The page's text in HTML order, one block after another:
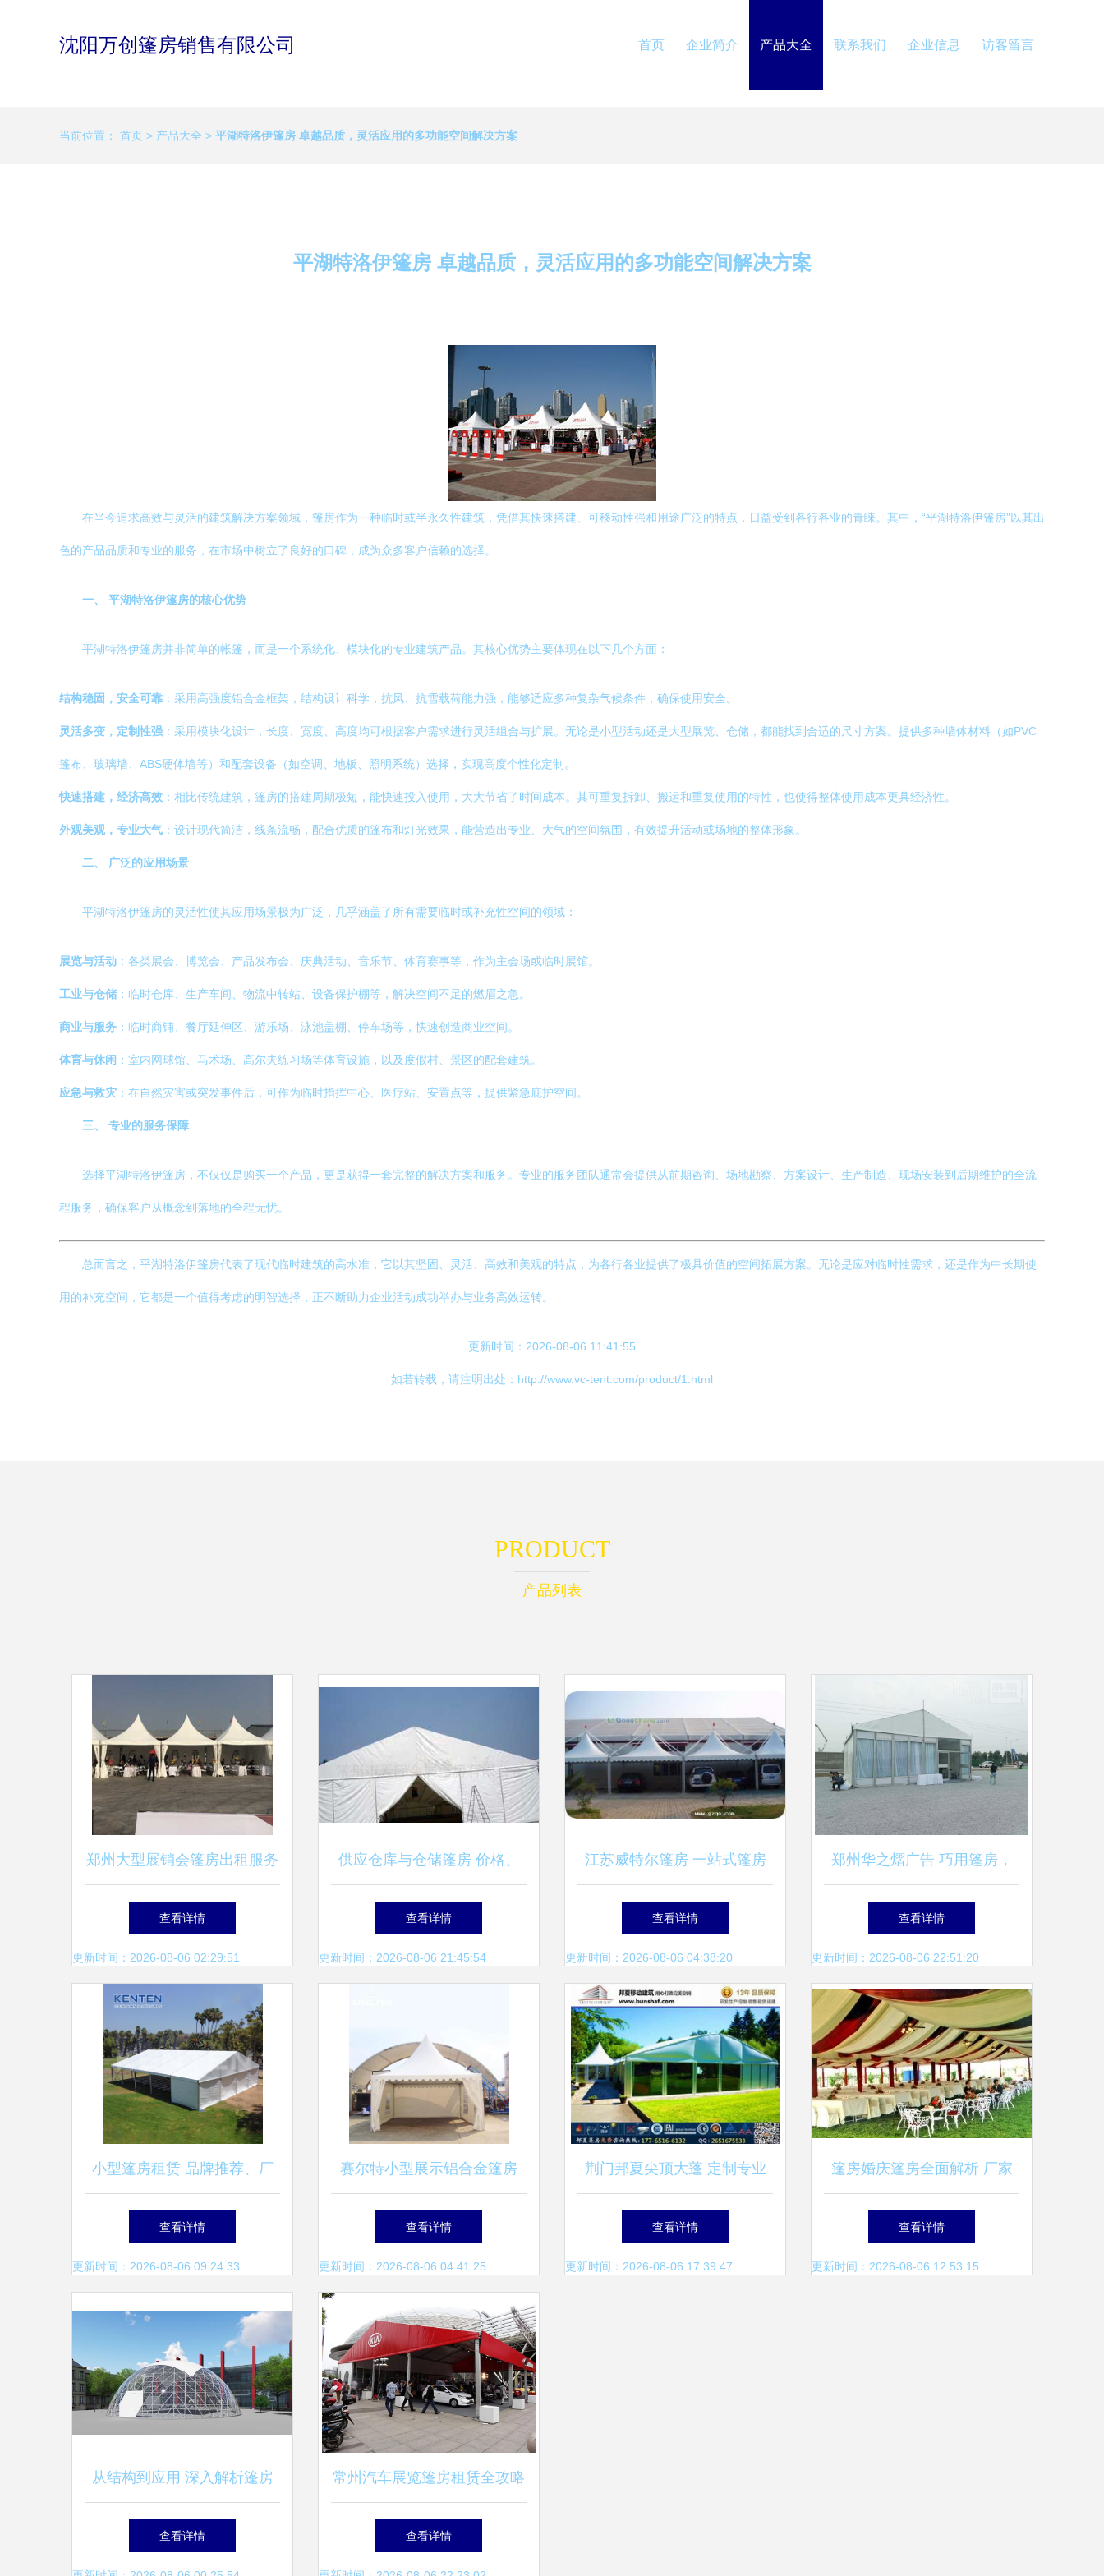
沈阳万创篷房销售有限公司 首页 企业简介 产品大全 联系我们 企业信息 访客留言
当前位置： 首页 > 产品大全 > 平湖特洛伊篷房 卓越品质，灵活应用的多功能空间解决方案
平湖特洛伊篷房 卓越品质，灵活应用的多功能空间解决方案
在当今追求高效与灵活的建筑解决方案领域，篷房作为一种临时或半永久性建筑，凭借其快速搭建、可移动性强和用途广泛的特点，日益受到各行各业的青睐。其中，“平湖特洛伊篷房”以其出
色的产品品质和专业的服务，在市场中树立了良好的口碑，成为众多客户信赖的选择。
一、 平湖特洛伊篷房的核心优势
平湖特洛伊篷房并非简单的帐篷，而是一个系统化、模块化的专业建筑产品。其核心优势主要体现在以下几个方面：
结构稳固，安全可靠 ：采用高强度铝合金框架，结构设计科学，抗风、抗雪载荷能力强，能够适应多种复杂气候条件，确保使用安全。
灵活多变，定制性强 ：采用模块化设计，长度、宽度、高度均可根据客户需求进行灵活组合与扩展。无论是小型活动还是大型展览、仓储，都能找到合适的尺寸方案。提供多种墙体材料（如PVC
篷布、玻璃墙、ABS硬体墙等）和配套设备（如空调、地板、照明系统）选择，实现高度个性化定制。
快速搭建，经济高效 ：相比传统建筑，篷房的搭建周期极短，能快速投入使用，大大节省了时间成本。其可重复拆卸、搬运和重复使用的特性，也使得整体使用成本更具经济性。
外观美观，专业大气 ：设计现代简洁，线条流畅，配合优质的篷布和灯光效果，能营造出专业、大气的空间氛围，有效提升活动或场地的整体形象。
二、 广泛的应用场景
平湖特洛伊篷房的灵活性使其应用场景极为广泛，几乎涵盖了所有需要临时或补充性空间的领域：
展览与活动 ：各类展会、博览会、产品发布会、庆典活动、音乐节、体育赛事等，作为主会场或临时展馆。
工业与仓储 ：临时仓库、生产车间、物流中转站、设备保护棚等，解决空间不足的燃眉之急。
商业与服务 ：临时商铺、餐厅延伸区、游乐场、泳池盖棚、停车场等，快速创造商业空间。
体育与休闲 ：室内网球馆、马术场、高尔夫练习场等体育设施，以及度假村、景区的配套建筑。
应急与救灾 ：在自然灾害或突发事件后，可作为临时指挥中心、医疗站、安置点等，提供紧急庇护空间。
三、 专业的服务保障
选择平湖特洛伊篷房，不仅仅是购买一个产品，更是获得一套完整的解决方案和服务。专业的服务团队通常会提供从前期咨询、场地勘察、方案设计、生产制造、现场安装到后期维护的全流
程服务，确保客户从概念到落地的全程无忧。
总而言之，平湖特洛伊篷房代表了现代临时建筑的高水准，它以其坚固、灵活、高效和美观的特点，为各行各业提供了极具价值的空间拓展方案。无论是应对临时性需求，还是作为中长期使
用的补充空间，它都是一个值得考虑的明智选择，正不断助力企业活动成功举办与业务高效运转。
更新时间：2026-08-06 11:41:55
如若转载，请注明出处：http://www.vc-tent.com/product/1.html
PRODUCT
产品列表
郑州大型展销会篷房出租服务
专业选择，保障活动成功
查看详情
更新时间：2026-08-06 02:29:51
供应仓库与仓储篷房 价格、
厂家及世界工厂网产品信息库
解析
查看详情
更新时间：2026-08-06 21:45:54
江苏威特尔篷房 一站式篷房
生产与租赁服务专家
查看详情
更新时间：2026-08-06 04:38:20
郑州华之熠广告 巧用篷房，
打造城市中的灵动风景线
查看详情
更新时间：2026-08-06 22:51:20
小型篷房租赁 品牌推荐、厂
家选择与实用指南
查看详情
更新时间：2026-08-06 09:24:33
赛尔特小型展示铝合金篷房
婚庆与户外活动的多功能尖顶
帐篷
查看详情
更新时间：2026-08-06 04:41:25
荆门邦夏尖顶大蓬 定制专业
棚库棚房，构建灵活空间解决
方案
查看详情
更新时间：2026-08-06 17:39:47
篷房婚庆篷房全面解析 厂家
选择与报价指南
查看详情
更新时间：2026-08-06 12:53:15
从结构到应用 深入解析篷房
与桁架的本质区别
查看详情
常州汽车展览篷房租赁全攻略
一站式解决您的临时展览空间
查看详情